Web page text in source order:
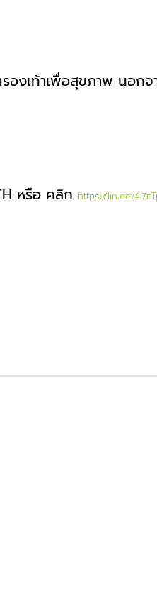
องเท้าเพื่อสุขภาพ นอก
หรือ คลิก https://lin.ee/